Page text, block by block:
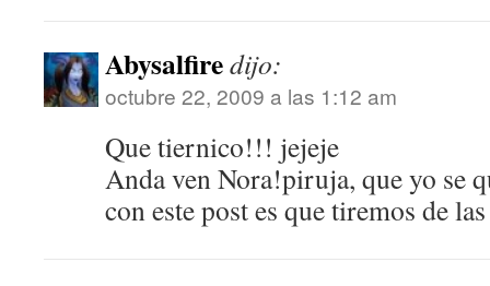
Abysalfiredijo:
octubre 22, 2009 a las 1:12 am
Que tiernico!!! jejeje
Anda ven Nora!piruja, que yo se
con este post es que tiremos de